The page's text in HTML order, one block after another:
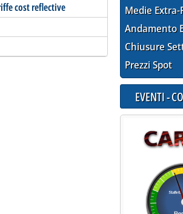
cost reflective
Medie Extra-
Andamento
Chiusure
Prezzi Spot
EVENTI -